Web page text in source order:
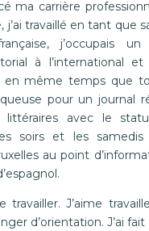
ma carrière
j’ai travaillé en tant que
j’occupais
à l’international et
en même temps que
pour un journal
littéraires avec le
soirs et les samedis
au point
travailler. J’aime
d’orientation. J’ai